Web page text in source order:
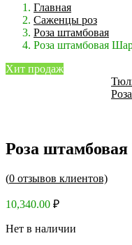
Главная
Саженцы роз
Роза штамбовая
Роза штамбовая
Хит продаж
Роза
(0 отзывов клиентов)
10,340.00 ₽
Нет в наличии